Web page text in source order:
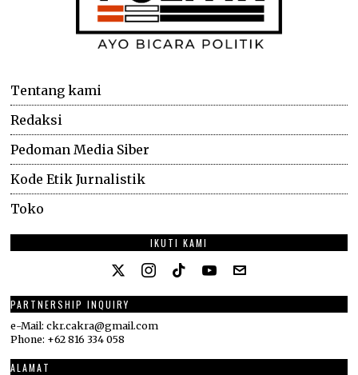
Tentang kami
Redaksi
Pedoman Media Siber
Kode Etik Jurnalistik
Toko
IKUTI KAMI
PARTNERSHIP INQUIRY
e-Mail: ckr.cakra@gmail.com
Phone: +62 816 334 058
ALAMAT